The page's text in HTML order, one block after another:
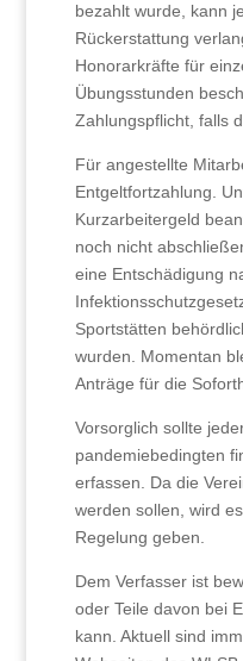
bezahlt wurde, kann
Rückerstattung
Honorarkräfte für
Übungsstunden
Zahlungspflicht, falls
Für angestellte
Entgeltfortzahlung.
Kurzarbeitergeld
noch nicht
eine Entschädigung
Sportstätten
wurden. Momentan
Anträge für die
Vorsorglich sollte
pandemiebedingten
erfassen. Da die
werden sollen, wird
Regelung geben.
Dem Verfasser ist
oder Teile davon bei
kann. Aktuell sind